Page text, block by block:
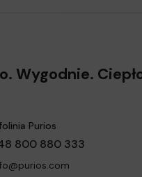
Wygodnie.
Purios
800 880 333